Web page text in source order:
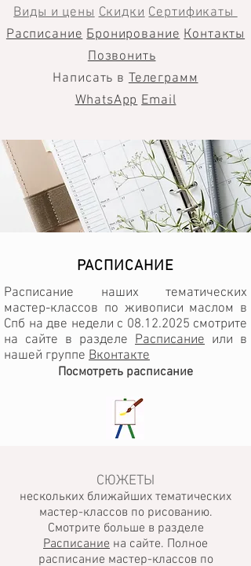
Нет, для посещения мастер-классов
опыт рисования  не требуется.
А что я могу нарисовать? Где мне взять
идею для моей картины?
или выбрать из нашей большой
коллекции. Примеры сюжетов смотрите
в нашей Галерее.
Больше сюжетов Вы найдете в нашей
группе ВКонтакте
Продолжительность мастер-класса 3
часа. Однако, если Вы захотите написать
«Девятый вал», это займет чуть больше
Что мне нужно взять с собой?
картины включено в стоимость мастер-
класса. Вам ничего не нужно приносить
с собой!
Какова стоимость мастер-класса?
Виды и цены Скидки Сертификаты
Расписание Бронирование Контакты
Позвонить
Написать вТелеграмм
WhatsApp Email
РАСПИСАНИЕ
Расписание наших тематических
мастер-классов по живописи маслом в
Спб на две недели с 08.12.2025 смотрите
на сайте в разделе Расписание или в
нашей группе Вконтакте
Посмотреть расписание
СЮЖЕТЫ
нескольких ближайших тематических
мастер-классов по рисованию.
Смотрите больше в разделе
Расписание на сайте. Полное
расписание мастер-классов по